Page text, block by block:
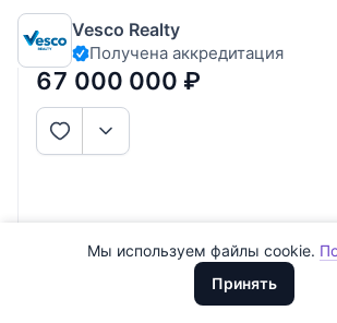
прихожая, котельная; 2 этаж: мастер-
гардеробной и ванной комнатой, 2
комната, гардеробная. Участник AREA -
Агентств Элитной
Vesco Realty
Получена аккредитация
67 000 000 ₽
Сегодня
ДолларыМы используем файлы cookie.
ООО "ХоумХантер" использует cookie для
функционирования веб-сайта, аналитики
Принять